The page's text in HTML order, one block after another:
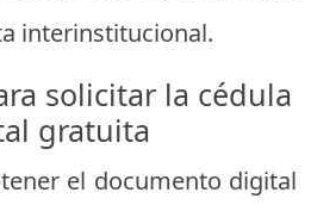
interinstitucional.
solicitar la cédula
gratuita
el documento digital